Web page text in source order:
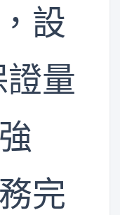
設
量
完